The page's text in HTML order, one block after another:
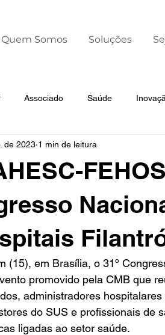
Quem Somos Soluções
Associado Saúde
Dia Mundial da Prematuridade
de 2023 1 min de leitura
(15), em Brasília, o 31º
promovido pela CMB que
administradores
do SUS e profissionais de
ligadas ao setor saúde.